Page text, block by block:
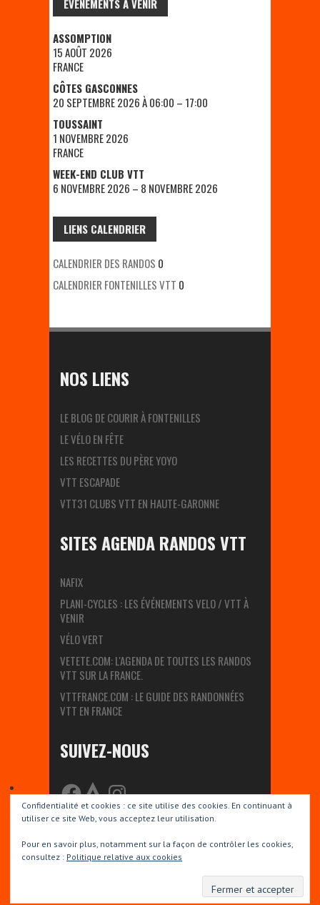
ÉVÉNEMENTS À VENIR
ASSOMPTION
15 AOÛT 2026
FRANCE
CÔTES GASCONNES
20 SEPTEMBRE 2026 À 06:00 – 17:00
TOUSSAINT
1 NOVEMBRE 2026
FRANCE
WEEK-END CLUB VTT
6 NOVEMBRE 2026 – 8 NOVEMBRE 2026
LIENS CALENDRIER
CALENDRIER DES RANDOS 0
CALENDRIER FONTENILLES VTT 0
NOS LIENS
LE BLOG DE COURIR À FONTENILLES
LE VÉLO EN FÊTE
LES RECETTES DU PÈRE YOYO
VTT ESCAPADE
VTT31 CLUBS VTT EN HAUTE-GARONNE
SITES AGENDA RANDOS VTT
NAFIX
PLANI-CYCLES : LES ÉVÉNEMENTS VELO / VTT À
VENIR
VÉLO VERT
VETETE.COM: L'AGENDA DE TOUTES LES RANDOS
VTT SUR LA FRANCE.
VTTFRANCE.COM : LE GUIDE DES RANDONNÉES
VTT EN FRANCE
SUIVEZ-NOUS
FACEBOOKSTRAVAINSTAGRAM
Copyright © 2026 Fontenilles VTT. Proudly powered by WordPress
BoldR design byIceable Themes
Confidentialité et cookies : ce site utilise des cookies. En continuant à
utiliser ce site Web, vous acceptez leur utilisation.
Pour en savoir plus, notamment sur la façon de contrôler les cookies,
consultez : Politique relative aux cookies